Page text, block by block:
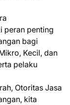
peran penting
bagi
Kecil, dan
pelaku
Otoritas Jasa
kita